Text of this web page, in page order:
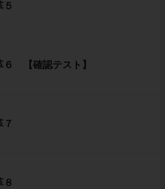
５
６ 【確認テスト】
７
８